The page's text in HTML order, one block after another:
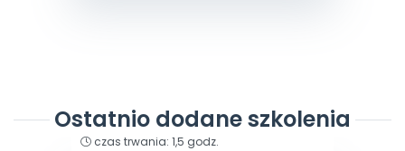
Ostatnio dodane szkolenia
typ: szkolenie filmowe
czas trwania: 1,5 godz.